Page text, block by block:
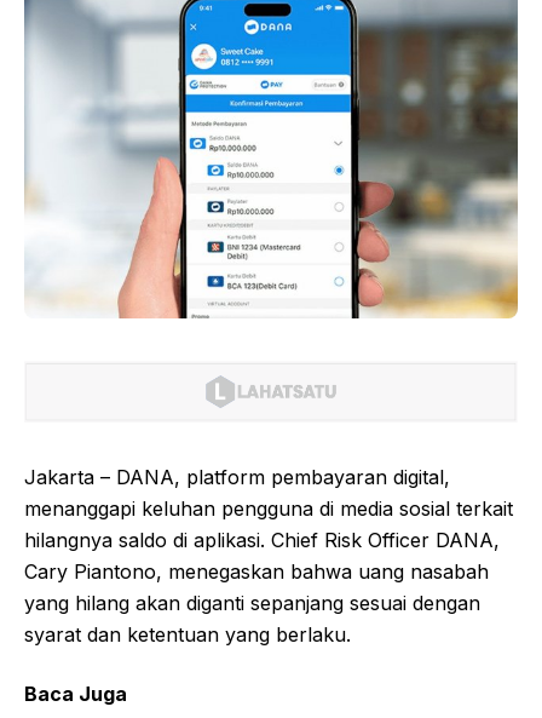
Jakarta – DANA, platform pembayaran digital,
menanggapi keluhan pengguna di media sosial terkait
hilangnya saldo di aplikasi. Chief Risk Officer DANA,
Cary Piantono, menegaskan bahwa uang nasabah
yang hilang akan diganti sepanjang sesuai dengan
syarat dan ketentuan yang berlaku.
Baca Juga